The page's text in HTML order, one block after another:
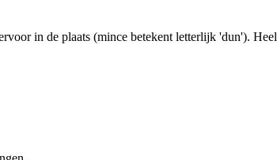
in de plaats (mince betekent letterlijk 'dun').